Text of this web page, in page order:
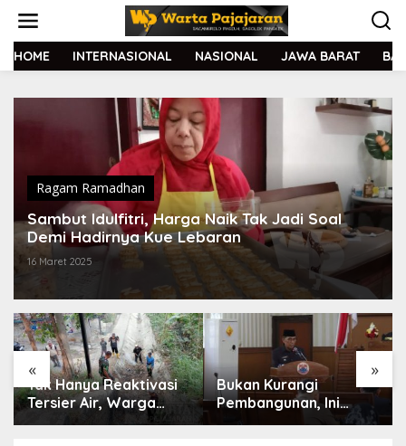
t
HOME INTERNASIONAL NASIONAL JAWA BARAT
Ragam Ramadhan
Sambut Idulfitri, Harga Naik Tak Jadi Soal
Demi Hadirnya Kue Lebaran
16 Maret 2025
« »
Tak Hanya Reaktivasi
Tersier Air, Warga
Desa Ciburuy Inginkan
Bukan Kurangi
Pembangunan, Ini
Alasan Pemkot Cimahi